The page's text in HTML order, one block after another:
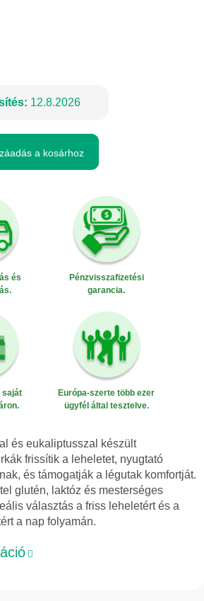
12.8.2026
a kosárhoz
és
Pénzvisszafizetési
garancia.
saját
Európa-szerte több ezer
ügyfél által tesztelve.
és eukaliptusszal készült
frissítik a leheletet, nyugtató
és támogatják a légutak komfortját.
glutén, laktóz és mesterséges
választás a friss leheletért és a
a nap folyamán.